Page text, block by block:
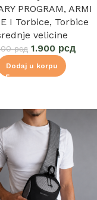
PROGRAM, ARMI
I Torbice, Torbice
velicine
рсд 1.900 рсд
Dodaj u korpu